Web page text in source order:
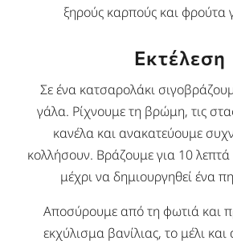
ξηρούς καρπούς και φρούτα
Εκτέλεση
Σε ένα κατσαρολάκι
γάλα. Ρίχνουμε τη βρώμη, τις
κανέλα και ανακατεύουμε
κολλήσουν. Βράζουμε για 10
μέχρι να δημιουργηθεί ένα
Αποσύρουμε από τη φωτιά και
εκχύλισμα βανίλιας, το μέλι